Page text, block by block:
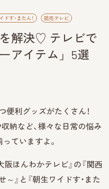
ドす・またん！ 読売テレビ
解決♡ テレビで
アイテム」5選
便利グッズがたくさん！
収納など、様々な日常の悩み
ていますよ。
阪ほんわかテレビ』の『関西
』と『朝生ワイドす・また